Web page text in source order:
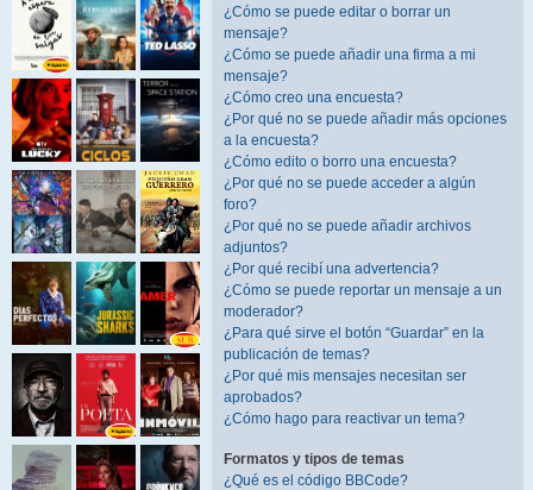
¿Cómo se puede editar o borrar un
mensaje?
¿Cómo se puede añadir una firma a mi
mensaje?
¿Cómo creo una encuesta?
¿Por qué no se puede añadir más opciones
a la encuesta?
¿Cómo edito o borro una encuesta?
¿Por qué no se puede acceder a algún
foro?
¿Por qué no se puede añadir archivos
adjuntos?
¿Por qué recibí una advertencia?
¿Cómo se puede reportar un mensaje a un
moderador?
¿Para qué sirve el botón “Guardar” en la
publicación de temas?
¿Por qué mis mensajes necesitan ser
aprobados?
¿Cómo hago para reactivar un tema?
Formatos y tipos de temas
¿Qué es el código BBCode?